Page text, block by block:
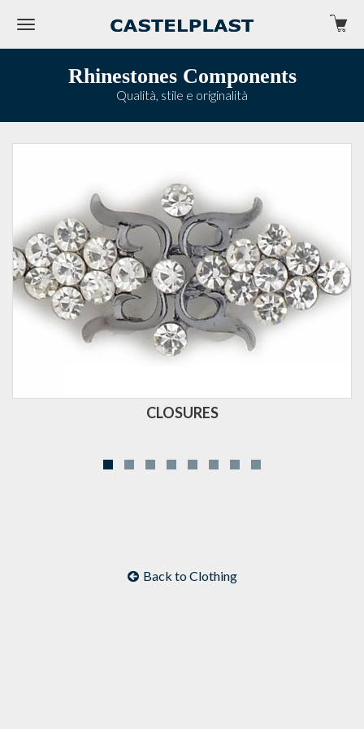
Rhinestones Components
Qualità, stile e originalità
CLOSURES
Back to Clothing